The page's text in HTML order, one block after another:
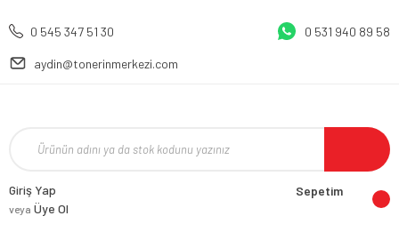
0 545 347 51 30 0 531 940 89 58
aydin@tonerinmerkezi.com
Giriş Yap
veya Üye Ol
Sepetim